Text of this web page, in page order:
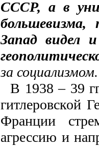
СССР, а в
большевизма,
Запад видел
за
В 1938 – 39
гитлеровской
Франции
агрессию и